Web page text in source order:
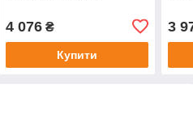
4 076₴
Купити
3